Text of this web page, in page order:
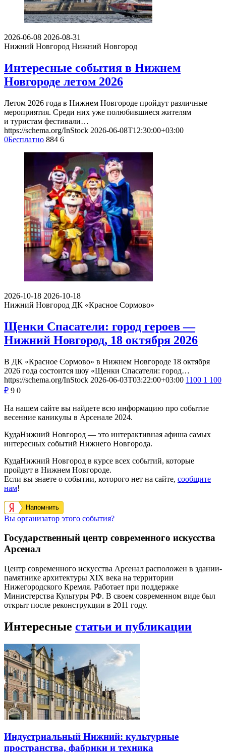
2026-06-08 2026-08-31
Нижний Новгород Нижний Новгород
Интересные события в Нижнем
Новгороде летом 2026
Летом 2026 года в Нижнем Новгороде пройдут различные
мероприятия. Среди них уже полюбившиеся жителям
и туристам фестивали…
https://schema.org/InStock 2026-06-08T12:30:00+03:00
0Бесплатно 884 6
2026-10-18 2026-10-18
Нижний Новгород ДК «Красное Сормово»
Щенки Спасатели: город героев —
Нижний Новгород, 18 октября 2026
В ДК «Красное Сормово» в Нижнем Новгороде 18 октября
2026 года состоится шоу «Щенки Спасатели: город…
https://schema.org/InStock 2026-06-03T03:22:00+03:00 1100 1 100
₽ 9 0
На нашем сайте вы найдете всю информацию про событие
весенние каникулы в Арсенале 2024.
КудаНижний Новгород — это интерактивная афиша самых
интересных событий Нижнего Новгорода.
КудаНижний Новгород в курсе всех событий, которые
пройдут в Нижнем Новгороде.
Если вы знаете о событии, которого нет на сайте, сообщите
нам!
Напомнить
Вы организатор этого события?
Государственный центр современного искусства
Арсенал
Центр современного искусства Арсенал расположен в здании-
памятнике архитектуры XIX века на территории
Нижегородского Кремля. Работает при поддержке
Министерства Культуры РФ. В своем современном виде был
открыт после реконструкции в 2011 году.
Интересные статьи и публикации
Индустриальный Нижний: культурные
пространства, фабрики и техника